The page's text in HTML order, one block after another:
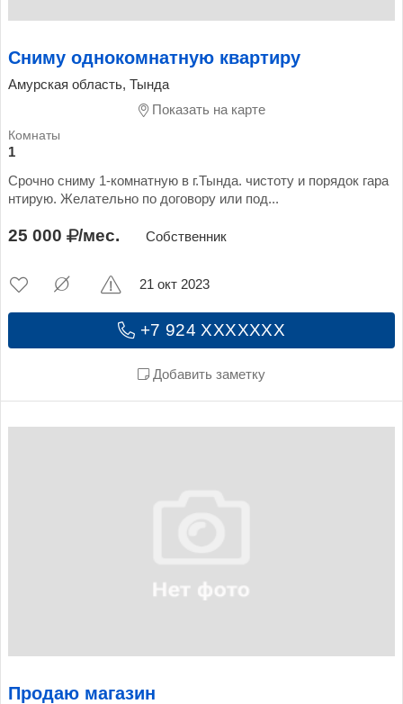
Сниму однокомнатную квартиру
Амурская область, Тында
Показать на карте
1
Срочно сниму 1-комнатную в г.Тында. чистоту и порядок гара
нтирую. Желательно по договору или под...
25 000 /мес. Собственник
+7 924 XXXXXXX
Добавить заметку
21 окт 2023
Продаю магазин